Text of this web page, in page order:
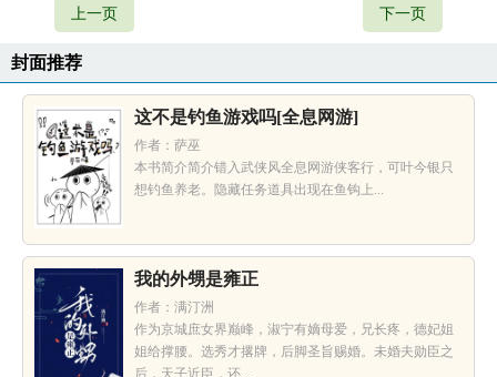
上一页 下一页
封面推荐
这不是钓鱼游戏吗[全息网游]
作者：萨巫
本书简介简介错入武侠风全息网游侠客行，可叶今银只
想钓鱼养老。隐藏任务道具出现在鱼钩上...
我的外甥是雍正
作者：满汀洲
作为京城庶女界巅峰，淑宁有嫡母爱，兄长疼，德妃姐
姐给撑腰。选秀才撂牌，后脚圣旨赐婚。未婚夫勋臣之
后，天子近臣，还...